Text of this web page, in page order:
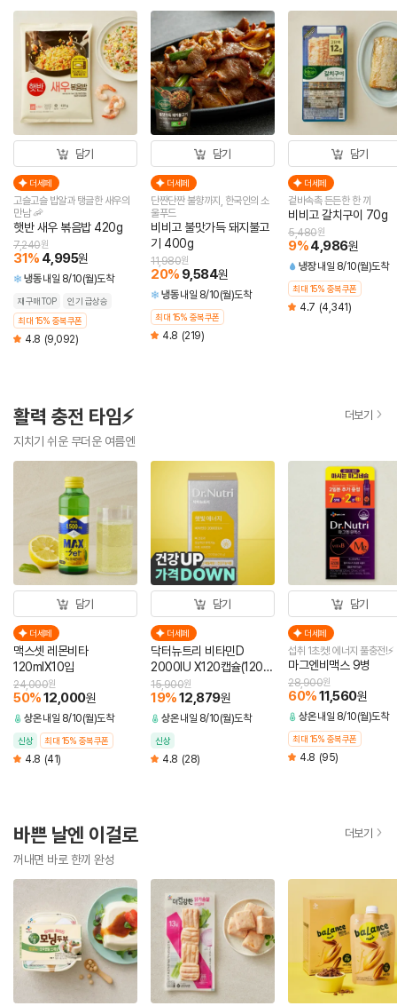
담기
더세페
고슬고슬 밥알과 탱글한 새우의
만남 🦐
햇반 새우 볶음밥 420g
31% 4,995원
7,240원
냉동 내일 8/10(월)도착
재구매TOP
인기 급상승
최대 15% 중복쿠폰
4.8 (9,092)
담기
더세페
단짠단짠 불향까지, 한국인의 소
울푸드
비비고 불맛가득 돼지불고
기 400g
20% 9,584원
11,980원
냉동 내일 8/10(월)도착
최대 15% 중복쿠폰
4.8 (219)
담기
더세페
겉바속촉 든든한 한 끼
비비고 갈치구이 70g
9%4,986원
5,480원
냉장 내일 8/10(월)도착
최대 15% 중복쿠폰
4.7 (4,341)
활력 충전 타임⚡
지치기 쉬운 무더운 여름엔
더보기
담기
더세페
맥스셋 레몬비타
120mlX10입
50%12,000원
24,000원
상온 내일 8/10(월)도착
신상 최대 15% 중복쿠폰
4.8 (41)
담기
더세페
닥터뉴트리 비타민D
2000IU X120캡슐(120일
분)
19%12,879원
15,900원
상온 내일 8/10(월)도착
신상
4.8 (28)
담기
더세페
섭취 1초컷! 에너지 풀충전!⚡
마그엔비맥스 9병
60%11,560원
28,900원
상온 내일 8/10(월)도착
최대 15% 중복쿠폰
4.8 (95)
바쁜 날엔 이걸로
꺼내면 바로 한끼 완성
더보기